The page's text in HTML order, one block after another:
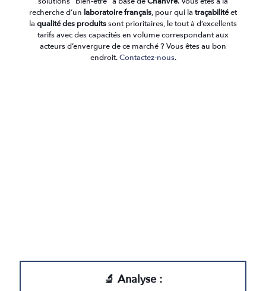
recherche d’un laboratoire français, pour qui la traçabilitéet
la qualité des produitssont prioritaires, le tout à d’excellents
tarifs avec des capacités en volume correspondant aux
acteurs d’envergure de ce marché ? Vous êtes au bon
endroit.Contactez-nous.
🔬 Analyse :